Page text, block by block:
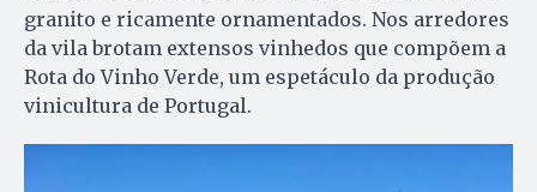
granito e ricamente ornamentados. Nos arredores
da vila brotam extensos vinhedos que compõem a
Rota do Vinho Verde, um espetáculo da produção
vinicultura de Portugal.